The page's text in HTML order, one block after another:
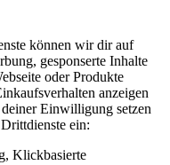
können wir dir auf
gesponserte Inhalte
oder Produkte
anzeigen
Einwilligung setzen
ein:
Klickbasierte